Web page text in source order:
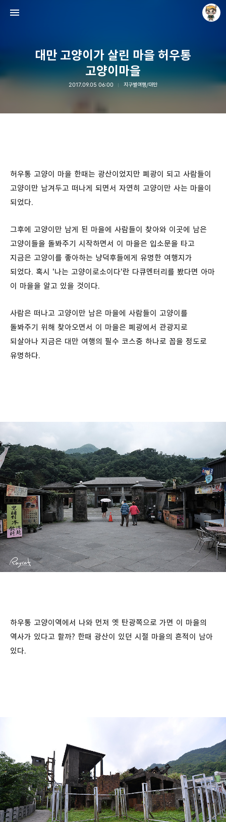
대만 고양이가 살린 마을 허우통
고양이마을
2017.09.05 06:00 지구별여행/대만
허우통 고양이 마을 한때는 광산이었지만 폐광이 되고 사람들이
고양이만 남겨두고 떠나게 되면서 자연히 고양이만 사는 마을이
되었다.
그후에 고양이만 남게 된 마을에 사람들이 찾아와 이곳에 남은
고양이들을 돌봐주기 시작하면서 이 마을은 입소문을 타고
지금은 고양이를 좋아하는 냥덕후들에게 유명한 여행지가
되었다. 혹시 '나는 고양이로소이다'란 다큐멘터리를 봤다면 아마
이 마을을 알고 있을 것이다.
사람은 떠나고 고양이만 남은 마을에 사람들이 고양이를
돌봐주기 위해 찾아오면서 이 마을은 폐광에서 관광지로
되살아나 지금은 대만 여행의 필수 코스중 하나로 꼽을 정도로
유명하다.
하우통 고양이역에서 나와 먼저 옛 탄광쪽으로 가면 이 마을의
역사가 있다고 할까? 한때 광산이 있던 시절 마을의 흔적이 남아
있다.
Raycat : Photo and Story